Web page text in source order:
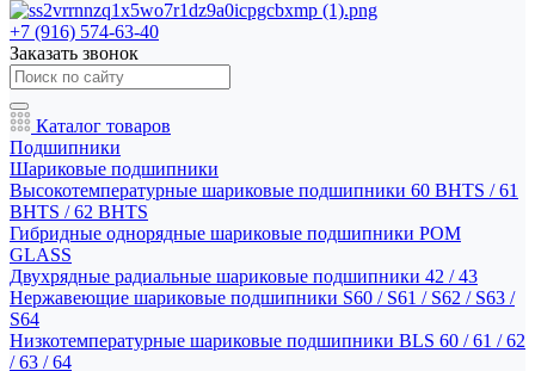
+7 (916) 574-63-40
Заказать звонок
Каталог товаров
Подшипники
Шариковые подшипники
Высокотемпературные шариковые подшипники 60 BHTS / 61
BHTS / 62 BHTS
Гибридные однорядные шариковые подшипники POM
GLASS
Двухрядные радиальные шариковые подшипники 42 / 43
Нержавеющие шариковые подшипники S60 / S61 / S62 / S63 /
S64
Низкотемпературные шариковые подшипники BLS 60 / 61 / 62
/ 63 / 64